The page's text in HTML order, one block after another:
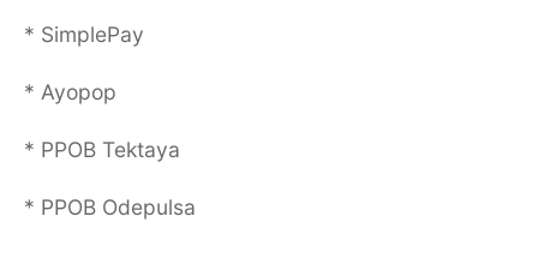
* SimplePay
* Ayopop
* PPOB Tektaya
* PPOB Odepulsa